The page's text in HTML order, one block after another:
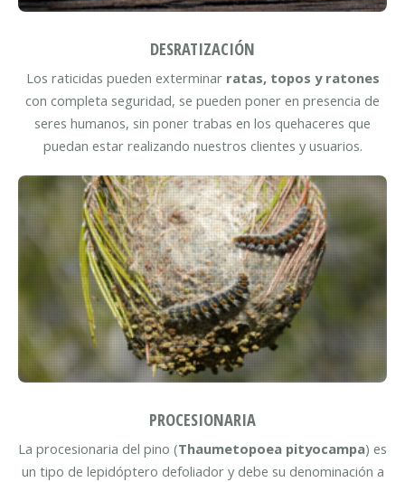
DESRATIZACIÓN
Los raticidas pueden exterminar ratas, topos y ratones
con completa seguridad, se pueden poner en presencia de
seres humanos, sin poner trabas en los quehaceres que
puedan estar realizando nuestros clientes y usuarios.
PROCESIONARIA
La procesionaria del pino (Thaumetopoea pityocampa) es
un tipo de lepidóptero defoliador y debe su denominación a